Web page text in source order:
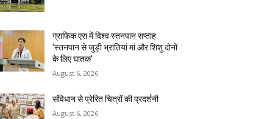
ग्राफिक एरा में विश्व स्तनपान सप्ताह:
‘स्तनपान से जुड़ी भ्रांतियां मां और शिशु दोनों
के लिए घातक’
August 6, 2026
संविधान से प्रेरित चित्रों की प्रदर्शनी
August 6, 2026